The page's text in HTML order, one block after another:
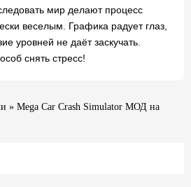
мир делают процесс
веселым. Графика радует глаз,
уровней не даёт заскучать.
снять стресс!
» Mega Car Crash Simulator МОД на